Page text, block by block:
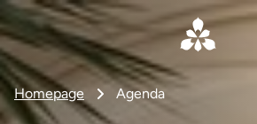
Homepage Agenda